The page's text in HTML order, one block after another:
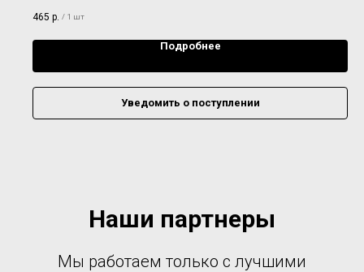
465 р. / 1 шт
Подробнее
Уведомить о поступлении
Наши партнеры
Мы работаем только с лучшими